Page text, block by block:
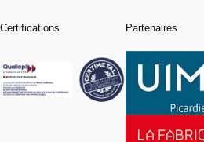
Certifications Partenaires